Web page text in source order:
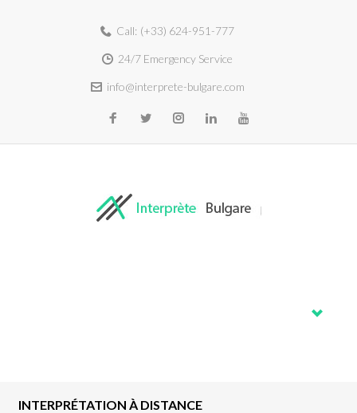
Call: (+33) 624-951-777
24/7 Emergency Service
info@interprete-bulgare.com
INTERPRÉTATION À DISTANCE